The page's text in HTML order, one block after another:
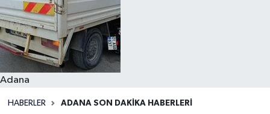
Adana
HABERLER ADANA SON DAKIKA HABERLERI
Resmi İlanlar